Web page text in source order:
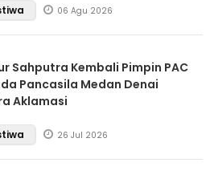
06 Agu 2026
Sahputra Kembali Pimpin PAC
Pancasila Medan Denai
Aklamasi
26 Jul 2026